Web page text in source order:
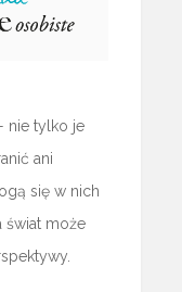
nie tylko je
ani
się w nich
świat może